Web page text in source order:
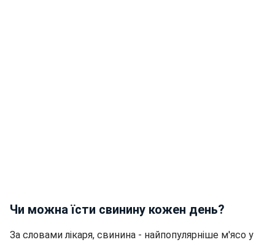
Чи можна їсти свинину кожен день?
За словами лікаря, свинина - найпопулярніше м'ясо у